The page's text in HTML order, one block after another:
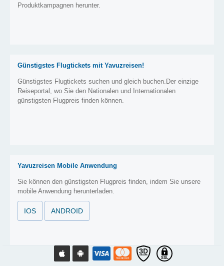
Produktkampagnen herunter.
Günstigstes Flugtickets mit Yavuzreisen!
Günstigstes Flugtickets suchen und gleich buchen.Der einzige
Reiseportal, wo Sie den Nationalen und Internationalen
günstigsten Flugpreis finden können.
Yavuzreisen Mobile Anwendung
Sie können den günstigsten Flugpreis finden, indem Sie unsere
mobile Anwendung herunterladen.
IOS ANDROID